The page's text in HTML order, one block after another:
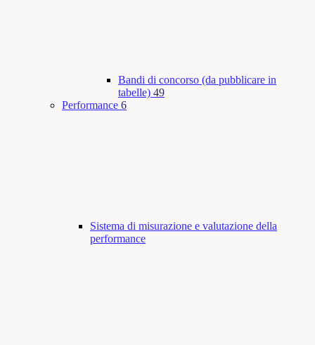
Bandi di concorso (da pubblicare in
tabelle) 49
Performance 6
Sistema di misurazione e valutazione della
performance